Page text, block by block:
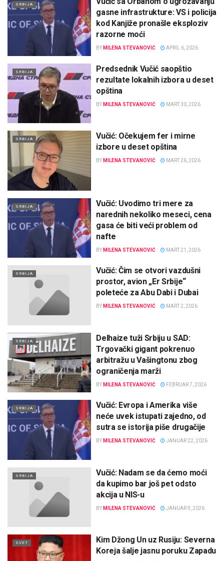
SRBIJA
gasne infrastrukture: VS i policija
kod Kanjiže pronašle eksploziv
razorne moći
BY MILENA STEVANOVIĆ APRIL 6, 2026
SRBIJA
Predsednik Vučić saopštio
rezultate lokalnih izbora u deset
opština
BY MILENA STEVANOVIĆ MART 30, 2026
SRBIJA
Vučić: Očekujem fer i mirne
izbore u deset opština
BY MILENA STEVANOVIĆ MART 26, 2026
SRBIJA
Vučić: Uvodimo tri mere za
narednih nekoliko meseci, cena
gasa će biti veći problem od
nafte
BY MILENA STEVANOVIĆ MART 21, 2026
SRBIJA
Vučić: Čim se otvori vazdušni
prostor, avion „Er Srbije“
poleteće za Abu Dabi i Dubai
BY MILENA STEVANOVIĆ MART 2, 2026
SRBIJA
Delhaize tuži Srbiju u SAD:
Trgovački gigant pokrenuo
arbitražu u Vašingtonu zbog
ograničenja marži
BY MILENA STEVANOVIĆ FEBRUAR 7, 2026
SRBIJA
Vučić: Evropa i Amerika više
neće uvek istupati zajedno, od
sutra se istorija piše drugačije
BY MILENA STEVANOVIĆ JANUAR 22, 2026
SRBIJA
Vučić: Nadam se da ćemo moći
da kupimo bar još pet odsto
akcija u NIS-u
BY MILENA STEVANOVIĆ JANUAR 9, 2026
SVET
Kim Džong Un uz Rusiju: Severna
Koreja šalje jasnu poruku Zapadu